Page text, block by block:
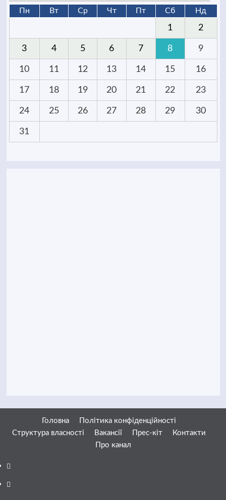
Пн Вт Ср Чт Пт Сб Нд
1 2
3 4 5 6 7 8 9
10 11 12 13 14 15 16
17 18 19 20 21 22 23
24 25 26 27 28 29 30
31
Головна
Політика конфіденційності
Структура власності
Вакансії Прес-кіт
Контакти
Про канал
Facebook
YouTube